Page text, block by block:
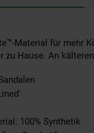
Material für mehr
zu Hause. An
100% Synthetik